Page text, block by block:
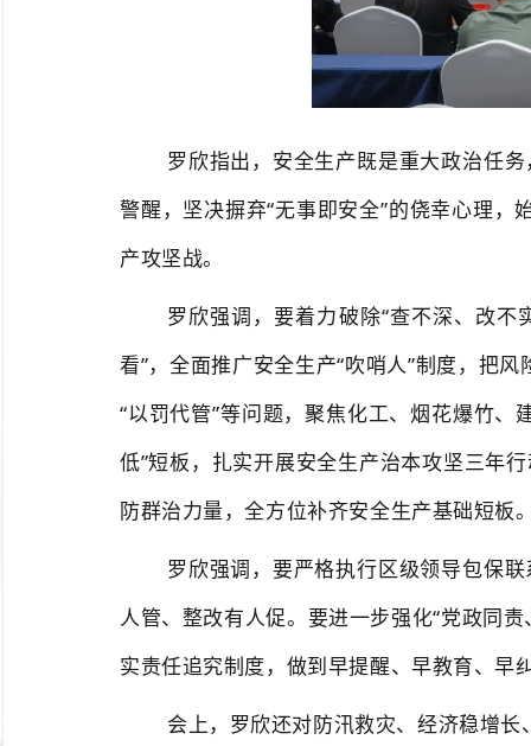
罗欣指出， 安全生产既是重大政治任
警醒，坚决摒弃“无事即安全”的侥幸心理，
产攻坚战。
罗欣强调， 要着力破除“查不深、改不
看”， 全面推广安全生产“吹哨人”制度，把
“以罚代管”等问题，聚焦化工、烟花爆竹、
低”短板 ， 扎实开展安全生产治本攻坚三年
防群治力量，全方位补齐安全生产基础短板
罗欣强调， 要严格执行区级领导包保
人管、整改有人促。要进一步强化“党政同
实责任追究制度， 做到早提醒、早教育、早
会上，罗欣还对防汛救灾、经济稳增长